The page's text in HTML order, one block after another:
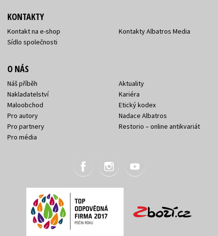
KONTAKTY
Kontakt na e-shop
Sídlo společnosti
Kontakty Albatros Media
O NÁS
Náš příběh
Nakladatelství
Maloobchod
Pro autory
Pro partnery
Pro média
Aktuality
Kariéra
Etický kodex
Nadace Albatros
Restorio – online antikvariát